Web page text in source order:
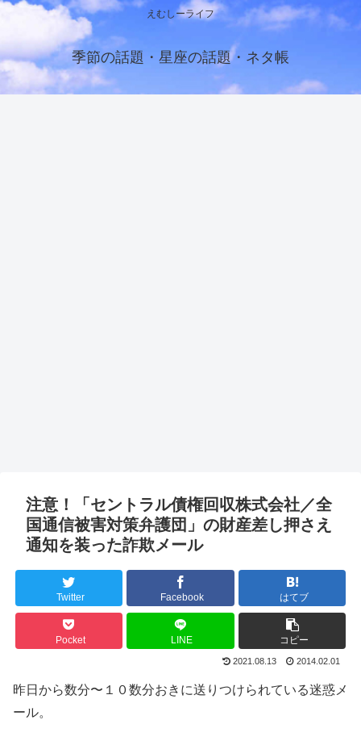
えむしーライフ
季節の話題・星座の話題・ネタ帳
注意！「セントラル債権回収株式会社／全
国通信被害対策弁護団」の財産差し押さえ
通知を装った詐欺メール
Twitter Facebook はてブ
Pocket LINE コピー
2021.08.13 2014.02.01
昨日から数分〜１０数分おきに送りつけられている迷惑メ
ール。